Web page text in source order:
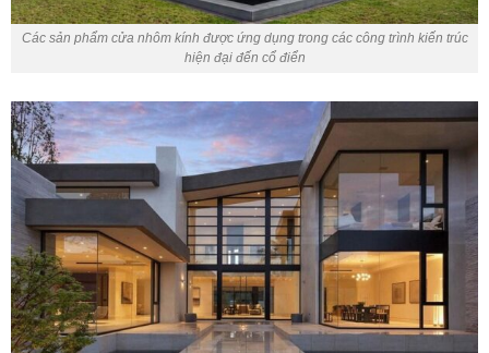
Các sản phẩm cửa nhôm kính được ứng dụng trong các công trình kiến trúc
hiện đại đến cổ điển